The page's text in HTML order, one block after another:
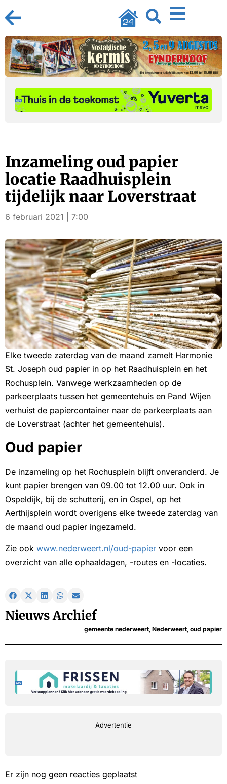
Inzameling oud papier
locatie Raadhuisplein
tijdelijk naar Loverstraat
6 februari 2021 | 7:00
Elke tweede zaterdag van de maand zamelt Harmonie
St. Joseph oud papier in op het Raadhuisplein en het
Rochusplein. Vanwege werkzaamheden op de
parkeerplaats tussen het gemeentehuis en Pand Wijen
verhuist de papiercontainer naar de parkeerplaats aan
de Loverstraat (achter het gemeentehuis).
Oud papier
De inzameling op het Rochusplein blijft onveranderd. Je
kunt papier brengen van 09.00 tot 12.00 uur. Ook in
Ospeldijk, bij de schutterij, en in Ospel, op het
Aerthijsplein wordt overigens elke tweede zaterdag van
de maand oud papier ingezameld.
Zie ook www.nederweert.nl/oud-papier voor een
overzicht van alle ophaaldagen, -routes en -locaties.
Nieuws Archief
gemeente nederweert, Nederweert, oud papier
Advertentie
Er zijn nog geen reacties geplaatst